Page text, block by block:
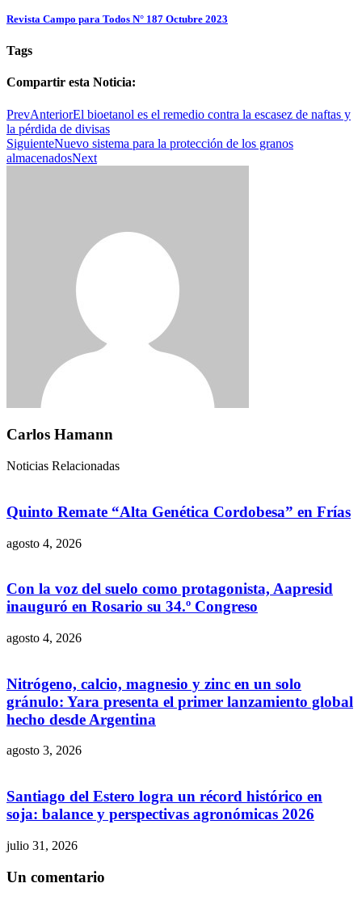
Revista Campo para Todos N° 187 Octubre 2023
Tags
Compartir esta Noticia:
PrevAnteriorEl bioetanol es el remedio contra la escasez de naftas y
la pérdida de divisas
SiguienteNuevo sistema para la protección de los granos
almacenadosNext
Carlos Hamann
Noticias Relacionadas
Quinto Remate “Alta Genética Cordobesa” en Frías
agosto 4, 2026
Con la voz del suelo como protagonista, Aapresid
inauguró en Rosario su 34.º Congreso
agosto 4, 2026
Nitrógeno, calcio, magnesio y zinc en un solo
gránulo: Yara presenta el primer lanzamiento global
hecho desde Argentina
agosto 3, 2026
Santiago del Estero logra un récord histórico en
soja: balance y perspectivas agronómicas 2026
julio 31, 2026
Un comentario